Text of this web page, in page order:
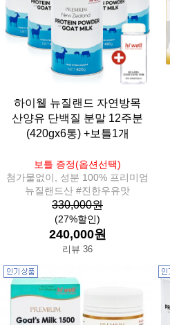
하이웰 뉴질랜드 자연방목
산양유 단백질 분말 12주분
(420gx6통) +보틀1개
보틀 증정(옵션선택)
첨가물없이, 성분 100% 프리미엄
뉴질랜드산 #진한우유맛
330,000원
(27%할인)
240,000원
리뷰 36